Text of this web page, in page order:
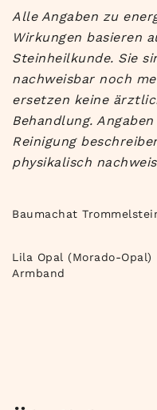
Alle Angaben zu
Wirkungen basieren
Steinheilkunde. Sie
nachweisbar noch
ersetzen keine
Behandlung.
Reinigung
physikalisch
Baumachat
Lila Opal (Morado-Opal)
Armband